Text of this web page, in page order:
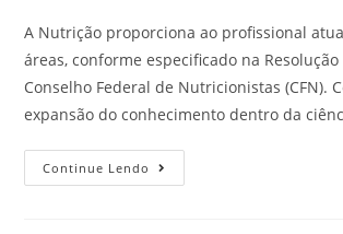
A Nutrição proporciona ao profissional
áreas, conforme especificado na Resolução
Conselho Federal de Nutricionistas (CFN).
expansão do conhecimento dentro da
Continue Lendo